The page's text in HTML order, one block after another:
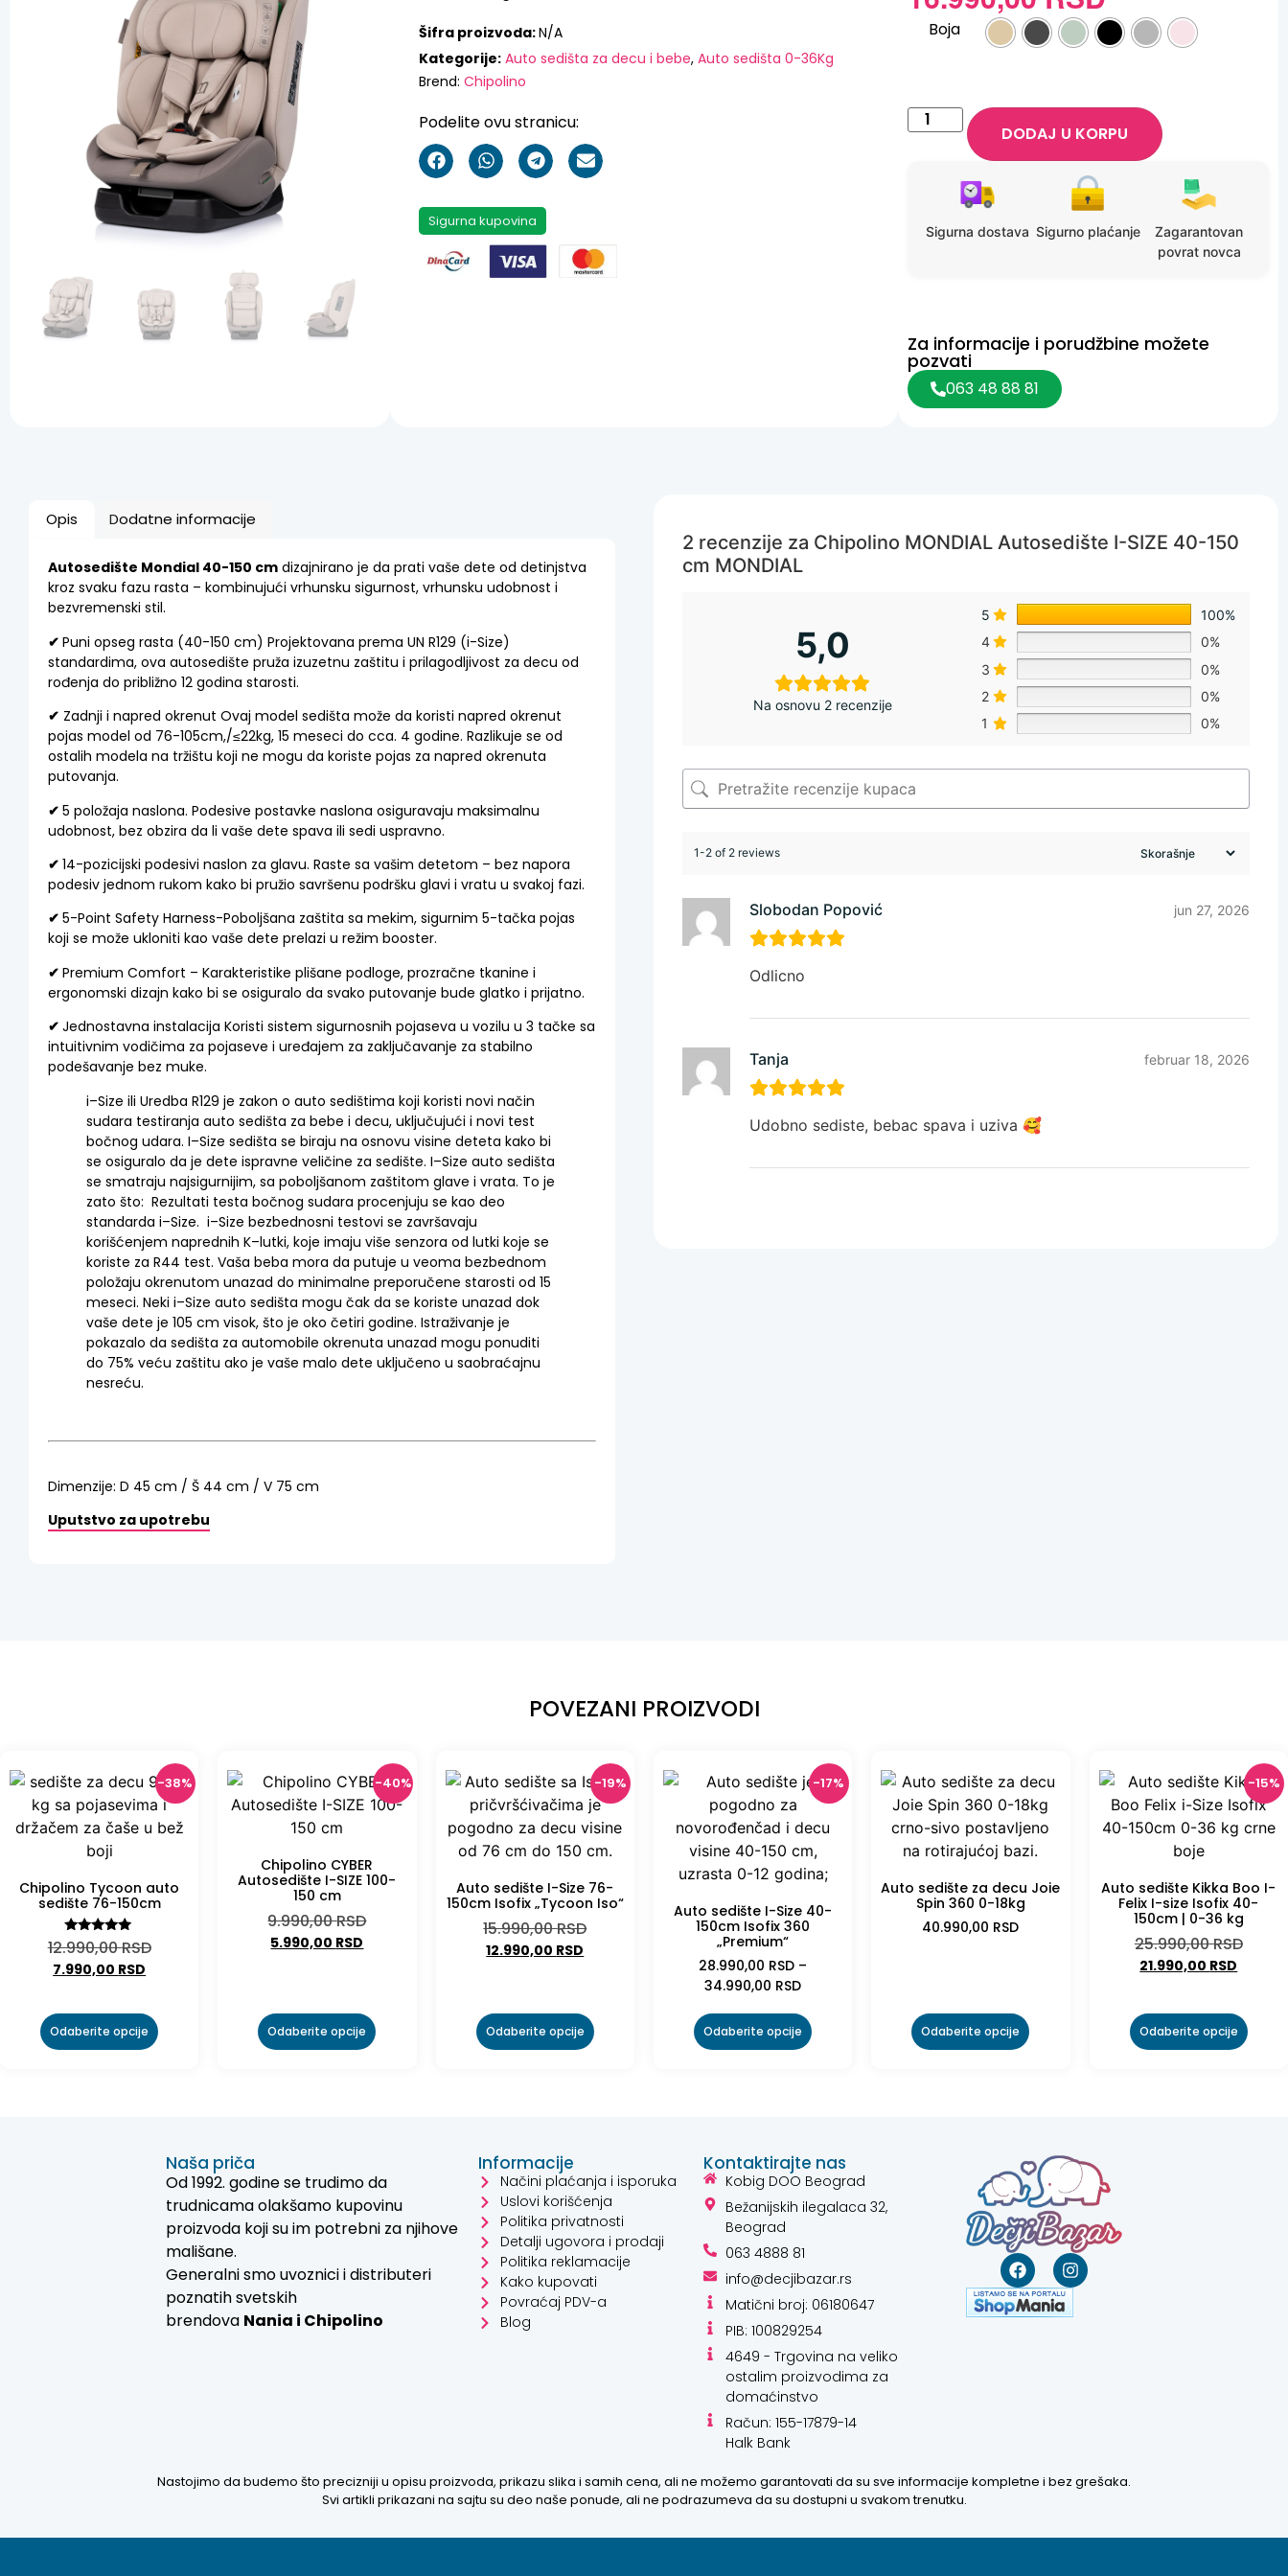
Šifra proizvoda:N/A
Kategorije: Auto sedišta za decu i bebe,Auto sedišta 0-36Kg
Brend:Chipolino
Podelite ovu stranicu:
Sigurna kupovina
ocene kupca
Boja
DODAJ U KORPU
Sigurna dostava Sigurno plaćanje
Zagarantovan
povrat novca
Za informacije i porudžbine možete
pozvati
063 48 88 81
Opis Dodatne informacije
Autosedište Mondial 40-150 cm dizajnirano je da prati vaše dete od detinjstva
kroz svaku fazu rasta – kombinujući vrhunsku sigurnost, vrhunsku udobnost i
bezvremenski stil.
✔ Puni opseg rasta (40-150 cm) Projektovana prema UN R129 (i-Size)
standardima, ova autosedište pruža izuzetnu zaštitu i prilagodljivost za decu od
rođenja do približno 12 godina starosti.
✔ Zadnji i napred okrenut Ovaj model sedišta može da koristi napred okrenut
pojas model od 76-105cm,/≤22kg, 15 meseci do cca. 4 godine. Razlikuje se od
ostalih modela na tržištu koji ne mogu da koriste pojas za napred okrenuta
putovanja.
✔ 5 položaja naslona. Podesive postavke naslona osiguravaju maksimalnu
udobnost, bez obzira da li vaše dete spava ili sedi uspravno.
✔ 14-pozicijski podesivi naslon za glavu. Raste sa vašim detetom – bez napora
podesiv jednom rukom kako bi pružio savršenu podršku glavi i vratu u svakoj fazi.
✔ 5-Point Safety Harness-Poboljšana zaštita sa mekim, sigurnim 5-tačka pojas
koji se može ukloniti kao vaše dete prelazi u režim booster.
✔ Premium Comfort – Karakteristike plišane podloge, prozračne tkanine i
ergonomski dizajn kako bi se osiguralo da svako putovanje bude glatko i prijatno.
✔ Jednostavna instalacija Koristi sistem sigurnosnih pojaseva u vozilu u 3 tačke sa
intuitivnim vodičima za pojaseve i uređajem za zaključavanje za stabilno
podešavanje bez muke.
i–Size ili Uredba R129 je zakon o auto sedištima koji koristi novi način
sudara testiranja auto sedišta za bebe i decu, uključujući i novi test
bočnog udara. I–Size sedišta se biraju na osnovu visine deteta kako bi
se osiguralo da je dete ispravne veličine za sedište. I–Size auto sedišta
se smatraju najsigurnijim, sa poboljšanom zaštitom glave i vrata. To je
zato što: Rezultati testa bočnog sudara procenjuju se kao deo
standarda i–Size. i–Size bezbednosni testovi se završavaju
korišćenjem naprednih K–lutki, koje imaju više senzora od lutki koje se
koriste za R44 test. Vaša beba mora da putuje u veoma bezbednom
položaju okrenutom unazad do minimalne preporučene starosti od 15
meseci. Neki i–Size auto sedišta mogu čak da se koriste unazad dok
vaše dete je 105 cm visok, što je oko četiri godine. Istraživanje je
pokazalo da sedišta za automobile okrenuta unazad mogu ponuditi
do 75% veću zaštitu ako je vaše malo dete uključeno u saobraćajnu
nesreću.
Dimenzije: D 45 cm / Š 44 cm / V 75 cm
Uputstvo za upotrebu
2 recenzije za Chipolino MONDIAL Autosedište I-SIZE 40-150
cm MONDIAL
5,0
Na osnovu 2 recenzije
5
100%
4
0%
3
0%
2
0%
1
0%
1-2 of 2 reviews
Slobodan Popović jun 27, 2026
Odlicno
Tanja februar 18, 2026
Udobno sediste, bebac spava i uziva 🥰
POVEZANI PROIZVODI
-38%
Chipolino Tycoon auto
sedište 76-150cm
Ocenjeno
sa
5.00
od 5
12.990,00RSD
7.990,00 RSD
Odaberite opcije
-40%
Chipolino CYBER
Autosedište I-SIZE 100-
150 cm
9.990,00RSD
5.990,00 RSD
Odaberite opcije
-19%
Auto sedište I-Size 76-
150cm Isofix „Tycoon Iso“
15.990,00RSD
12.990,00 RSD
Odaberite opcije
-17%
Auto sedište I-Size 40-
150cm Isofix 360
„Premium“
28.990,00 RSD –
34.990,00 RSD
Odaberite opcije
Auto sedište za decu Joie
Spin 360 0-18kg
40.990,00 RSD
Odaberite opcije
-15%
Auto sedište Kikka Boo I-
Felix I-size Isofix 40-
150cm | 0-36 kg
25.990,00RSD
21.990,00 RSD
Odaberite opcije
Naša priča
Od 1992. godine se trudimo da
trudnicama olakšamo kupovinu
proizvoda koji su im potrebni za njihove
mališane.
Generalni smo uvoznici i distributeri
poznatih svetskih
brendova Nania i Chipolino
Informacije
Načini plaćanja i isporuka
Uslovi korišćenja
Politika privatnosti
Detalji ugovora i prodaji
Politika reklamacije
Kako kupovati
Povraćaj PDV-a
Blog
Kontaktirajte nas
Kobig DOO Beograd
Bežanijskih ilegalaca 32,
Beograd
063 4888 81
info@decjibazar.rs
Matični broj: 06180647
PIB: 100829254
4649 - Trgovina na veliko
ostalim proizvodima za
domaćinstvo
Račun: 155-17879-14
Halk Bank
Nastojimo da budemo što precizniji u opisu proizvoda, prikazu slika i samih cena, ali ne možemo garantovati da su sve informacije kompletne i bez grešaka.
Svi artikli prikazani na sajtu su deo naše ponude, ali ne podrazumeva da su dostupni u svakom trenutku.